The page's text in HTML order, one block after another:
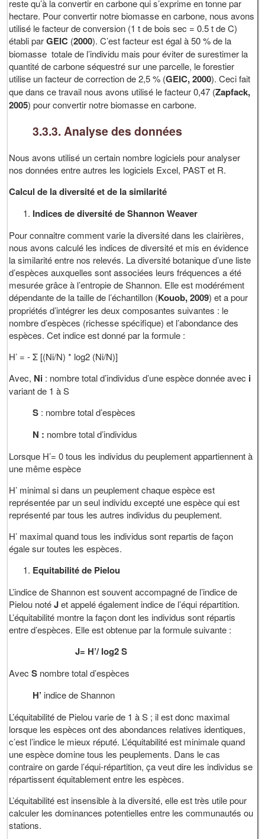
reste qu’à la convertir en carbone qui s’exprime en tonne par
hectare. Pour convertir notre biomasse en carbone, nous avons
utilisé le facteur de conversion (1 t de bois sec = 0.5 t de C)
établi parGEIC (2000). C’est facteur est égal à 50 % de la
biomasse totale de l’individu mais pour éviter de surestimer la
quantité de carbone séquestré sur une parcelle, le forestier
utilise un facteur de correction de 2,5 % (GEIC, 2000). Ceci fait
que dans ce travail nous avons utilisé le facteur 0,47 (Zapfack,
2005) pour convertir notre biomasse en carbone.
3.3.3. Analyse des données
Nous avons utilisé un certain nombre logiciels pour analyser
nos données entre autres les logiciels Excel, PAST et R.
Calcul de la diversité et de la similarité
Indices de diversité de Shannon Weaver
Pour connaitre comment varie la diversité dans les clairières,
nous avons calculé les indices de diversité et mis en évidence
la similarité entre nos relevés. La diversité botanique d’une liste
d’espèces auxquelles sont associées leurs fréquences a été
mesurée grâce à l’entropie de Shannon. Elle est modérément
dépendante de la taille de l’échantillon (Kouob, 2009) et a pour
propriétés d’intégrer les deux composantes suivantes : le
nombre d’espèces (richesse spécifique) et l’abondance des
espèces. Cet indice est donné par la formule :
H’ = - Σ [(Ni/N) * log2 (Ni/N)]
Avec, Ni : nombre total d’individus d’une espèce donnée avec i
variant de 1 à S
S : nombre total d’espèces
N : nombre total d’individus
Lorsque H’= 0 tous les individus du peuplement appartiennent à
une même espèce
H’ minimal si dans un peuplement chaque espèce est
représentée par un seul individu excepté une espèce qui est
représenté par tous les autres individus du peuplement.
H’ maximal quand tous les individus sont repartis de façon
égale sur toutes les espèces.
Equitabilité de Pielou
L’indice de Shannon est souvent accompagné de l’indice de
Pielou notéJet appelé également indice de l’équi répartition.
L’équitabilité montre la façon dont les individus sont répartis
entre d’espèces. Elle est obtenue par la formule suivante :
J= H’/ log2 S
AvecS nombre total d’espèces
H’ indice de Shannon
L’équitabilité de Pielou varie de 1 à S ; il est donc maximal
lorsque les espèces ont des abondances relatives identiques,
c’est l’indice le mieux réputé. L’équitabilité est minimale quand
une espèce domine tous les peuplements. Dans le cas
contraire on garde l’équi-répartition, ça veut dire les individus se
répartissent équitablement entre les espèces.
L’équitabilité est insensible à la diversité, elle est très utile pour
calculer les dominances potentielles entre les communautés ou
stations.